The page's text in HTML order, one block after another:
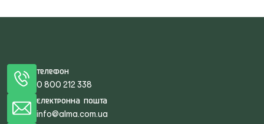
Телефон
0 800 212 338
Електронна пошта
info@alma.com.ua